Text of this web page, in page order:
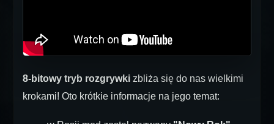
8-bitowy tryb rozgrywki zbliża się do nas wielkimi
krokami! Oto krótkie informacje na jego temat: